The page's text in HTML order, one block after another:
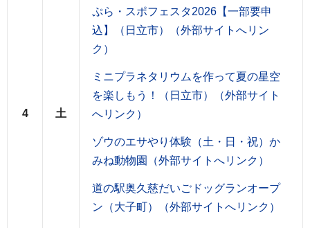
4 土
ぷら・スポフェスタ2026【一部要申
込】（日立市）（外部サイトへリン
ク）
ミニプラネタリウムを作って夏の星空
を楽しもう！（日立市）（外部サイト
へリンク）
ゾウのエサやり体験（土・日・祝）か
みね動物園（外部サイトへリンク）
道の駅奥久慈だいごドッグランオープ
ン（大子町）（外部サイトへリンク）